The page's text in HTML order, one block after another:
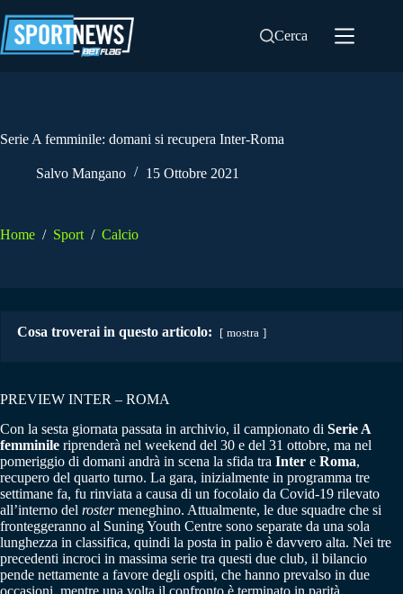
al
contenuto
Cerca
Serie A femminile: domani si recupera Inter-Roma
Salvo Mangano 15 Ottobre 2021
Home / Sport / Calcio
Cosa troverai in questo articolo: mostra
PREVIEW INTER – ROMA
Con la sesta giornata passata in archivio, il campionato di Serie A
femminile riprenderà nel weekend del 30 e del 31 ottobre, ma nel
pomeriggio di domani andrà in scena la sfida tra Inter e Roma,
recupero del quarto turno. La gara, inizialmente in programma tre
settimane fa, fu rinviata a causa di un focolaio da Covid-19 rilevato
all’interno del rostermeneghino. Attualmente, le due squadre che si
fronteggeranno al Suning Youth Centre sono separate da una sola
lunghezza in classifica, quindi la posta in palio è davvero alta. Nei tre
precedenti incroci in massima serie tra questi due club, il bilancio
pende nettamente a favore degli ospiti, che hanno prevalso in due
occasioni, mentre una volta il confronto è terminato in parità.